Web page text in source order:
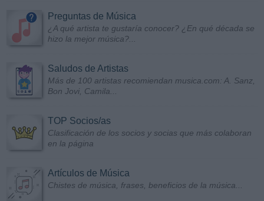
Preguntas de Música
¿A qué artista te gustaría conocer? ¿En qué década se
hizo la mejor música?...
Saludos de Artistas
Más de 100 artistas recomiendan musica.com: A. Sanz,
Bon Jovi, Camila...
TOP Socios/as
Clasificación de los socios y socias que más colaboran
en la página
Artículos de Música
Chistes de música, frases, beneficios de la música...